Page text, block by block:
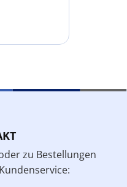
zu Bestellungen